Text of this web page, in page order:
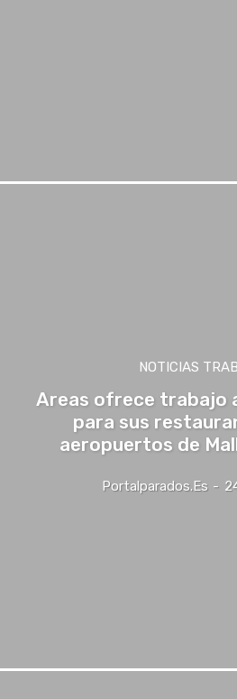
NOTICIAS
Areas ofrece trabajo
para sus
aeropuertos de
Portalparados.es -